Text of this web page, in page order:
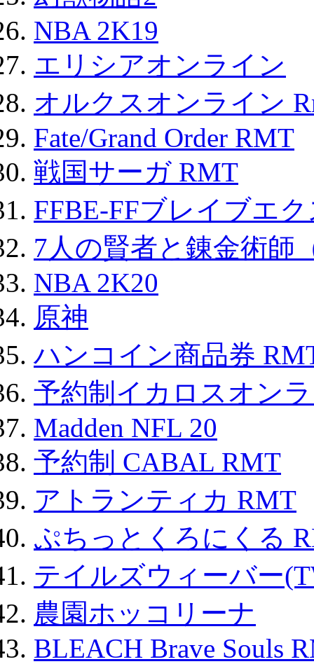
NBA 2K19
エリシアオンライン
オルクスオンライン
Fate/Grand Order RMT
戦国サーガ RMT
FFBE-FFブレイブエ
7人の賢者と錬金術師
NBA 2K20
原神
ハンコイン商品券
予約制イカロスオン
Madden NFL 20
予約制 CABAL RMT
アトランティカ RMT
ぷちっとくろにくる
テイルズウィーバー
農園ホッコリーナ
BLEACH Brave Souls